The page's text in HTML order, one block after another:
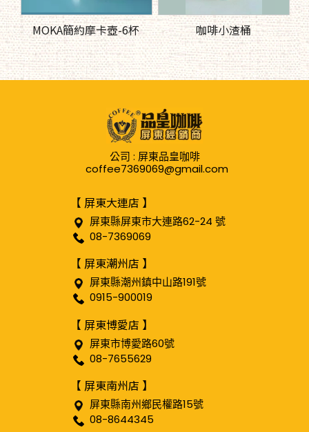
MOKA簡約摩卡壺-6杯 咖啡小渣桶
公司 : 屏東品皇咖啡
coffee7369069@gmail.com
【 屏東大連店 】
屏東縣屏東市大連路62-24 號
08-7369069
【 屏東潮州店 】
屏東縣潮州鎮中山路191號
0915-900019
【 屏東博愛店 】
屏東市博愛路60號
08-7655629
【 屏東南州店 】
屏東縣南州鄉民權路15號
08-8644345